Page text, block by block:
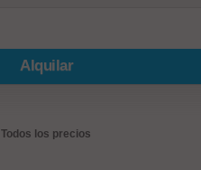
Alquilar
Todos los precios